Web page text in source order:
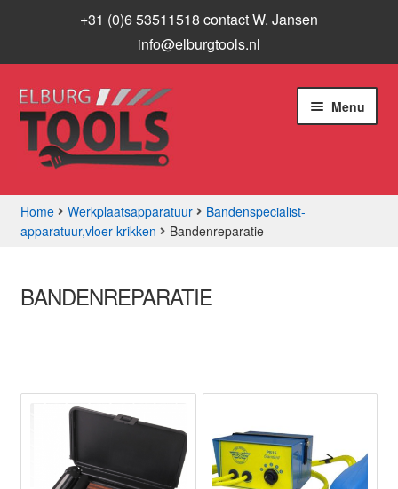
+31 (0)6 53511518 contact W. Jansen
info@elburgtools.nl
Ga
door
naar
navigatie
Ga
naar
inhoud
Menu
Assortiment
Aanbiedingen
Home Werkplaatsapparatuur
Bandenspecialist-
apparatuur,vloer krikken
Bandenreparatie
BANDENREPARATIE